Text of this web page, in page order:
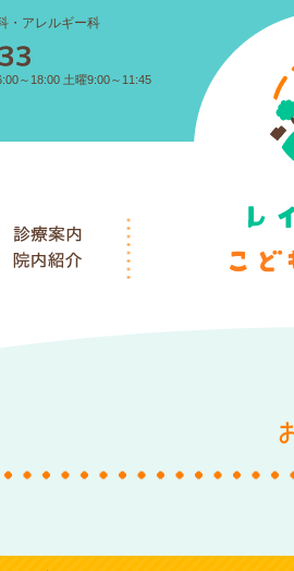
・アレルギー科
～18:00 土曜9:00～11:45